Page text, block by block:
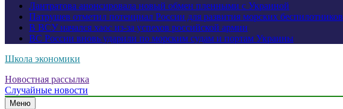
Лантратова анонсировала новый обмен пленными с Украиной
Патрушев отметил потенциал России для развития морских беспилотников
В ВСУ начался хаос из-за успехов российской армии
ВС России вновь ударили по морским судам и портам Украины
Школа экономики
Новостная рассылка
Случайные новости
Меню